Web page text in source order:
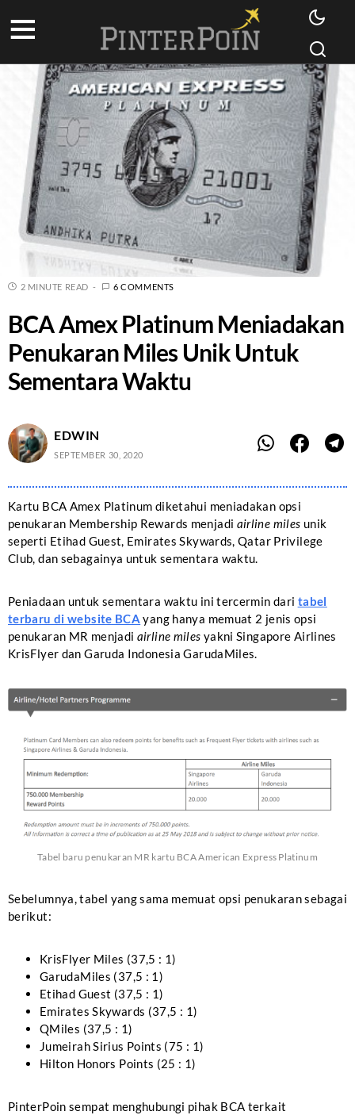
2 MINUTE READ 6 COMMENTS
BCA Amex Platinum Meniadakan
Penukaran Miles Unik Untuk
Sementara Waktu
EDWIN
SEPTEMBER 30, 2020
Kartu BCA Amex Platinum diketahui meniadakan opsi
penukaran Membership Rewards menjadi airline miles unik
seperti Etihad Guest, Emirates Skywards, Qatar Privilege
Club, dan sebagainya untuk sementara waktu.
Peniadaan untuk sementara waktu ini tercermin dari tabel
terbaru di website BCA yang hanya memuat 2 jenis opsi
penukaran MR menjadi airline miles yakni Singapore Airlines
KrisFlyer dan Garuda Indonesia GarudaMiles.
Tabel baru penukaran MR kartu BCA American Express Platinum
Sebelumnya, tabel yang sama memuat opsi penukaran sebagai
berikut:
KrisFlyer Miles (37,5 : 1)
GarudaMiles (37,5 : 1)
Etihad Guest (37,5 : 1)
Emirates Skywards (37,5 : 1)
QMiles (37,5 : 1)
Jumeirah Sirius Points (75 : 1)
Hilton Honors Points (25 : 1)
PinterPoin sempat menghubungi pihak BCA terkait